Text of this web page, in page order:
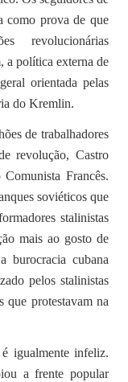
como prova de que
revolucionárias
a política externa de
orientada pelas
do Kremlin.
de trabalhadores
revolução, Castro
Francês.
soviéticos que
stalinistas
mais ao gosto de
burocracia cubana
pelos stalinistas
que protestavam na
igualmente infeliz.
a frente popular